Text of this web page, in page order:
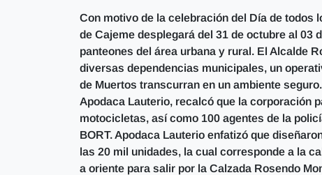
Con motivo de la celebración del Día de todos
de Cajeme desplegará del 31 de octubre al 03
panteones del área urbana y rural. El Alcalde
diversas dependencias municipales, un
de Muertos transcurran en un ambiente
Apodaca Lauterio, recalcó que la corporación
motocicletas, así como 100 agentes de la
BORT. Apodaca Lauterio enfatizó que
las 20 mil unidades, la cual corresponde a la
a oriente para salir por la Calzada Rosendo